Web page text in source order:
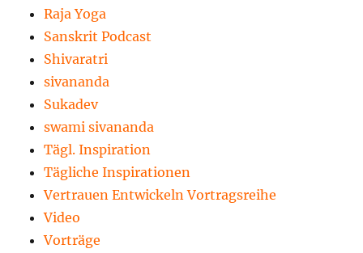
Raja Yoga
Sanskrit Podcast
Shivaratri
sivananda
Sukadev
swami sivananda
Tägl. Inspiration
Tägliche Inspirationen
Vertrauen Entwickeln Vortragsreihe
Video
Vorträge